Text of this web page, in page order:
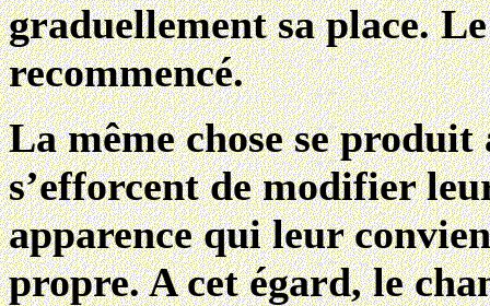
graduellement sa place.
recommencé.
La même chose se produit
s’efforcent de modifier
apparence qui leur
propre. A cet égard, le